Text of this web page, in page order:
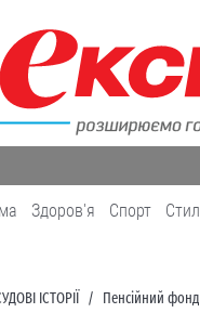
Здоров'я Cпорт
ІСТОРІЇ Пенсійний